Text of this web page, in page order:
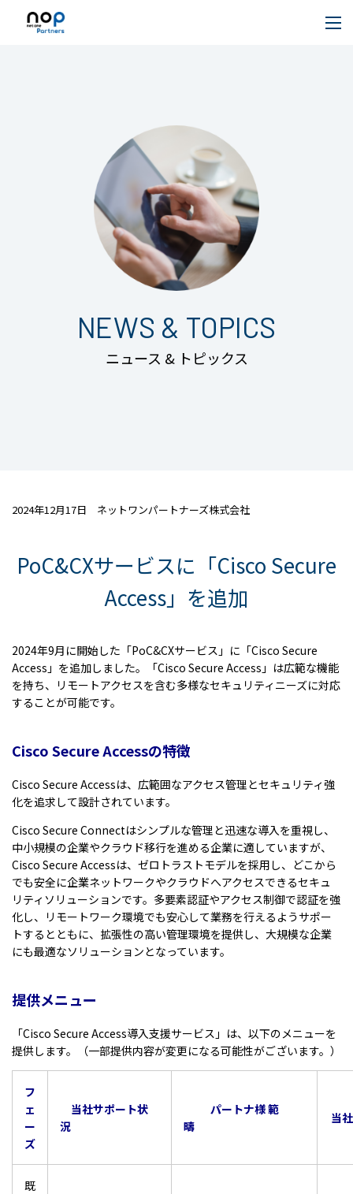
NEWS & TOPICS
ニュース & トピックス
2024年12月17日 ネットワンパートナーズ株式会社
PoC&CXサービスに「Cisco Secure
Access」を追加
2024年9月に開始した「PoC&CXサービス」に「Cisco Secure
Access」を追加しました。「Cisco Secure Access」は広範な機能
を持ち、リモートアクセスを含む多様なセキュリティニーズに対応
することが可能です。
Cisco Secure Accessの特徴
Cisco Secure Accessは、広範囲なアクセス管理とセキュリティ強
化を追求して設計されています。
Cisco Secure Connectはシンプルな管理と迅速な導入を重視し、
中小規模の企業やクラウド移行を進める企業に適していますが、
Cisco Secure Accessは、ゼロトラストモデルを採用し、どこから
でも安全に企業ネットワークやクラウドへアクセスできるセキュ
リティソリューションです。多要素認証やアクセス制御で認証を強
化し、リモートワーク環境でも安心して業務を行えるようサポー
トするとともに、拡張性の高い管理環境を提供し、大規模な企業
にも最適なソリューションとなっています。
提供メニュー
「Cisco Secure Access導入支援サービス」は、以下のメニューを
提供します。（一部提供内容が変更になる可能性がございます。）
フ
ェ
ー
ズ
当社サポート状
況
パートナ様 範
疇
当
既